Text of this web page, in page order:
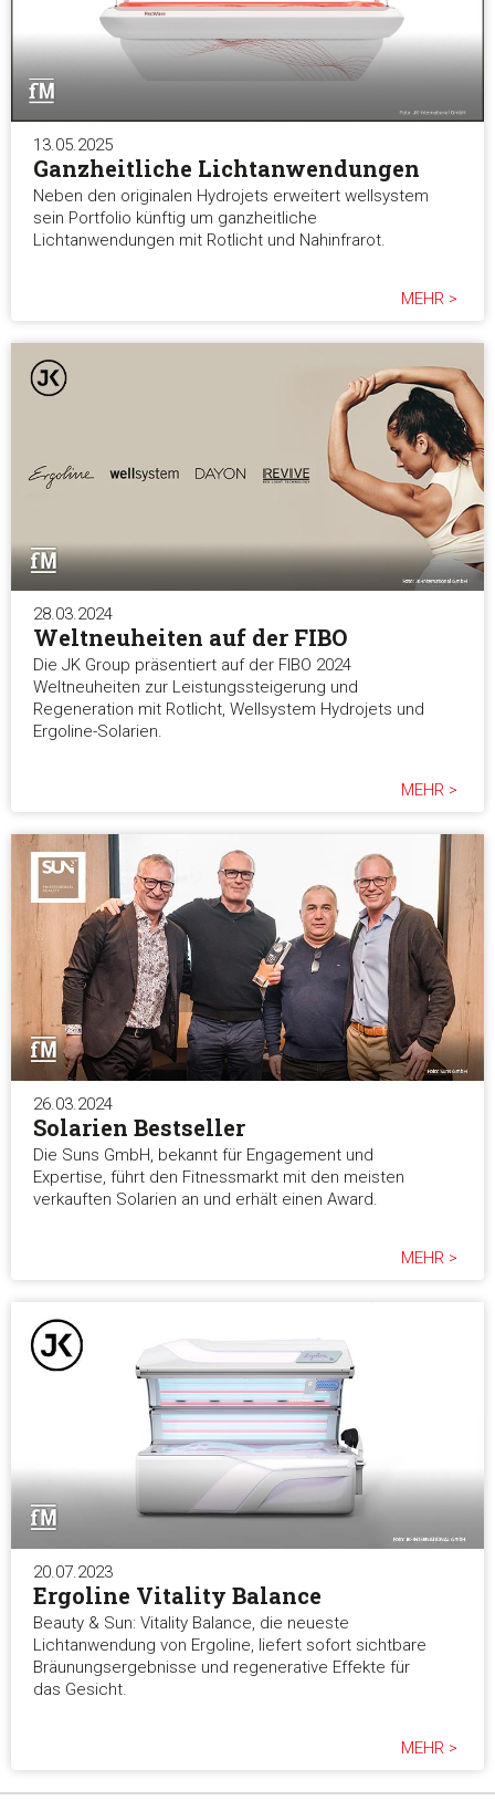
Alle akzeptieren
Auswahl erlauben
Alle ablehnen
13.05.2025
Ganzheitliche Lichtanwendungen
Neben den originalen Hydrojets erweitert wellsystem
sein Portfolio künftig um ganzheitliche
Lichtanwendungen mit Rotlicht und Nahinfrarot.
MEHR >
28.03.2024
Weltneuheiten auf der FIBO
Die JK Group präsentiert auf der FIBO 2024
Weltneuheiten zur Leistungssteigerung und
Regeneration mit Rotlicht, Wellsystem Hydrojets und
Ergoline-Solarien.
MEHR >
26.03.2024
Solarien Bestseller
Die Suns GmbH, bekannt für Engagement und
Expertise, führt den Fitnessmarkt mit den meisten
verkauften Solarien an und erhält einen Award.
MEHR >
20.07.2023
Ergoline Vitality Balance
Beauty & Sun: Vitality Balance, die neueste
Lichtanwendung von Ergoline, liefert sofort sichtbare
Bräunungsergebnisse und regenerative Effekte für
das Gesicht.
MEHR >